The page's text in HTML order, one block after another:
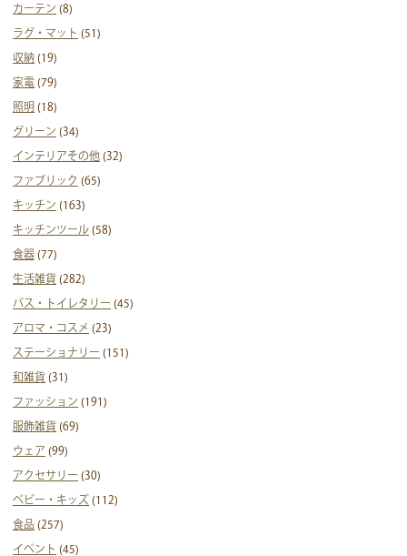
カーテン (8)
ラグ・マット (51)
収納 (19)
家電 (79)
照明 (18)
グリーン (34)
インテリアその他 (32)
ファブリック (65)
キッチン (163)
キッチンツール (58)
食器 (77)
生活雑貨 (282)
バス・トイレタリー (45)
アロマ・コスメ (23)
ステーショナリー (151)
和雑貨 (31)
ファッション (191)
服飾雑貨 (69)
ウェア (99)
アクセサリー (30)
ベビー・キッズ (112)
食品 (257)
イベント (45)